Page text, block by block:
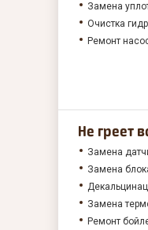
Замена
Очистка
Ремонт
Не греет
Замена
Замена
Замена
Ремонт